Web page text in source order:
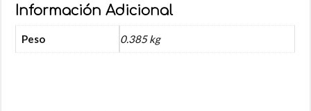
Información Adicional
Peso 0.385 kg